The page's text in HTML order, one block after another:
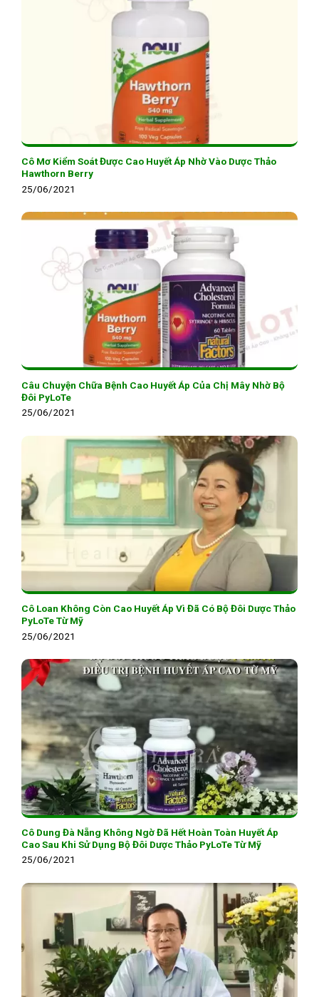
Cô Mơ Kiểm Soát Được Cao Huyết Áp Nhờ Vào Dược Thảo
Hawthorn Berry
25/06/2021
Câu Chuyện Chữa Bệnh Cao Huyết Áp Của Chị Mây Nhờ Bộ
Đôi PyLoTe
25/06/2021
Cô Loan Không Còn Cao Huyết Áp Vì Đã Có Bộ Đôi Dược Thảo
PyLoTe Từ Mỹ
25/06/2021
Cô Dung Đà Nẵng Không Ngờ Đã Hết Hoàn Toàn Huyết Áp
Cao Sau Khi Sử Dụng Bộ Đôi Dược Thảo PyLoTe Từ Mỹ
25/06/2021